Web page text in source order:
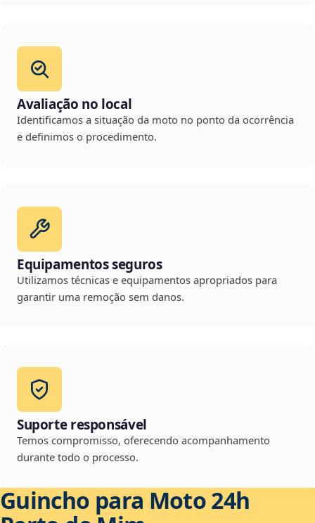
Avaliação no local
Identificamos a situação da moto no ponto da ocorrência
e definimos o procedimento.
Equipamentos seguros
Utilizamos técnicas e equipamentos apropriados para
garantir uma remoção sem danos.
Suporte responsável
Temos compromisso, oferecendo acompanhamento
durante todo o processo.
Guincho para Moto 24h